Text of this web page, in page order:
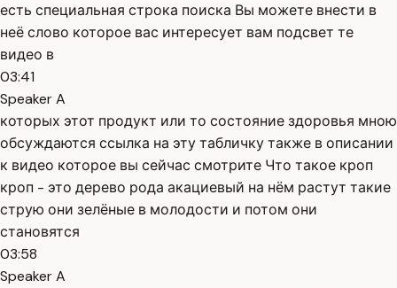
есть специальная строка поиска Вы можете внести в
неё слово которое вас интересует вам подсвет те
видео в
03:41
Speaker A
которых этот продукт или то состояние здоровья мною
обсуждаются ссылка на эту табличку также в описании
к видео которое вы сейчас смотрите Что такое кроп
кроп - это дерево рода акациевый на нём растут такие
струю они зелёные в молодости и потом они
становятся
03:58
Speaker A